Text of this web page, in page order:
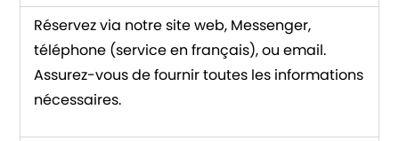
Réservez via notre site web, Messenger,
téléphone (service en français), ou email.
Assurez-vous de fournir toutes les informations
nécessaires.